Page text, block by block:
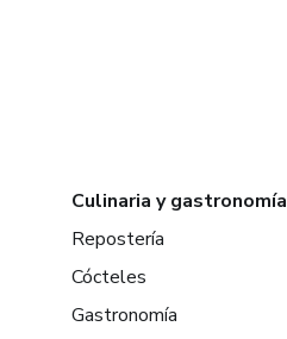
Culinaria y gastronomía
Repostería
Cócteles
Gastronomía